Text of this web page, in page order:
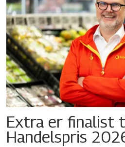
Extra er finalist
Handelspris